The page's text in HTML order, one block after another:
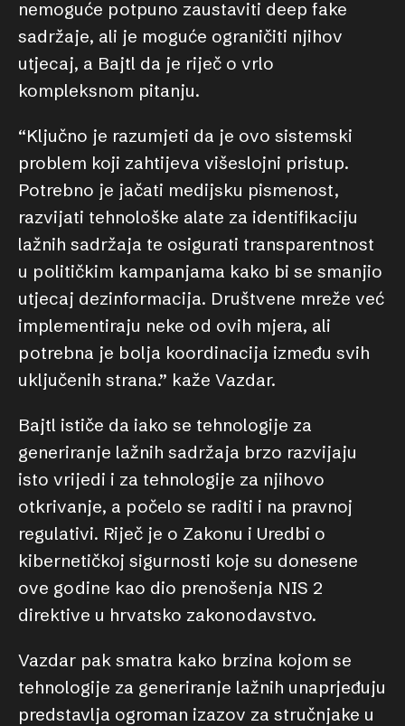
nemoguće potpuno zaustaviti deep fake
sadržaje, ali je moguće ograničiti njihov
utjecaj, a Bajtl da je riječ o vrlo
kompleksnom pitanju.
“Ključno je razumjeti da je ovo sistemski
problem koji zahtijeva višeslojni pristup.
Potrebno je jačati medijsku pismenost,
razvijati tehnološke alate za identifikaciju
lažnih sadržaja te osigurati transparentnost
u političkim kampanjama kako bi se smanjio
utjecaj dezinformacija. Društvene mreže već
implementiraju neke od ovih mjera, ali
potrebna je bolja koordinacija između svih
uključenih strana.” kaže Vazdar.
Bajtl ističe da iako se tehnologije za
generiranje lažnih sadržaja brzo razvijaju
isto vrijedi i za tehnologije za njihovo
otkrivanje, a počelo se raditi i na pravnoj
regulativi. Riječ je o Zakonu i Uredbi o
kibernetičkoj sigurnosti koje su donesene
ove godine kao dio prenošenja NIS 2
direktive u hrvatsko zakonodavstvo.
Vazdar pak smatra kako brzina kojom se
tehnologije za generiranje lažnih unaprjeđuju
predstavlja ogroman izazov za stručnjake u